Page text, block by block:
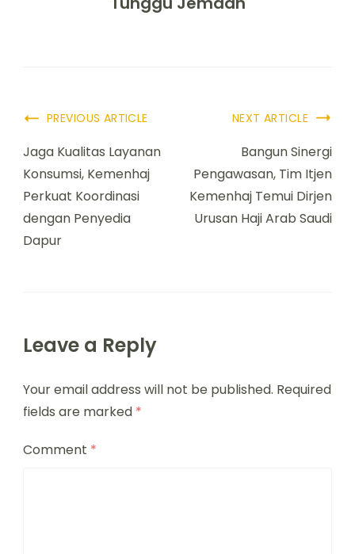
PREVIOUS ARTICLE
Jaga Kualitas Layanan
Konsumsi, Kemenhaj
Perkuat Koordinasi
dengan Penyedia
Dapur
NEXT ARTICLE
Bangun Sinergi
Pengawasan, Tim Itjen
Kemenhaj Temui Dirjen
Urusan Haji Arab Saudi
Leave a Reply
Your email address will not be published. Required
fields are marked *
Comment *